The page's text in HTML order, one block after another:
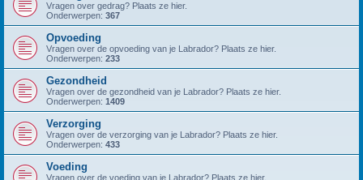
Vragen over gedrag? Plaats ze hier.
Onderwerpen: 367
Opvoeding
Vragen over de opvoeding van je Labrador? Plaats ze hier.
Onderwerpen: 233
Gezondheid
Vragen over de gezondheid van je Labrador? Plaats ze hier.
Onderwerpen: 1409
Verzorging
Vragen over de verzorging van je Labrador? Plaats ze hier.
Onderwerpen: 433
Voeding
Vragen over de voeding van je Labrador? Plaats ze hier.